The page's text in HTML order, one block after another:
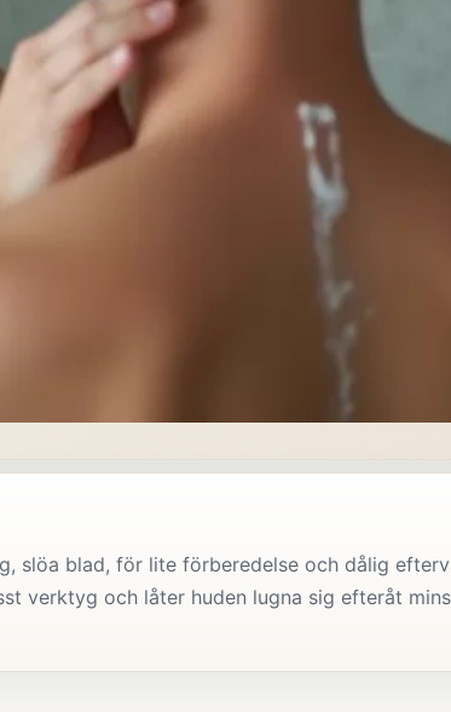
slöa blad, för lite förberedelse och dålig
verktyg och låter huden lugna sig efteråt